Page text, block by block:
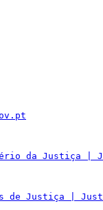
da Justiça |
de Justiça |